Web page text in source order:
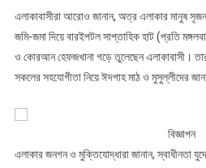
এলাকাবাসীরা আরোও জানান, অত্র এলাকার মানুষ
জমি-জমা দিয়ে বারইপটল সাপ্তাহিক হাট (প্রতি
ও কোরআন হেফজখানা গড়ে তুলেছেন এলাকাবাসী।
সকলের সহযোগীতা নিয়ে ঈদগাহ মাঠ ও মুসুল্লীদের
বিজ্ঞাপন
এলাকার জনগন ও মুক্তিযোদ্ধারা জানান, স্বাধীনতা